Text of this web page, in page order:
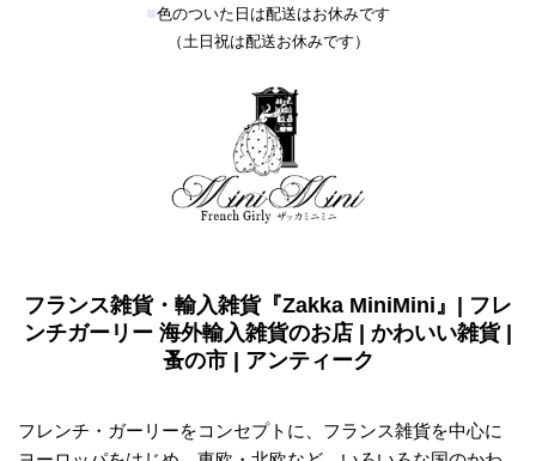
■色のついた日は配送はお休みです
（土日祝は配送お休みです）
フランス雑貨・輸入雑貨『Zakka MiniMini』| フレ
ンチガーリー 海外輸入雑貨のお店 | かわいい雑貨 |
蚤の市 | アンティーク
フレンチ・ガーリーをコンセプトに、フランス雑貨を中心に